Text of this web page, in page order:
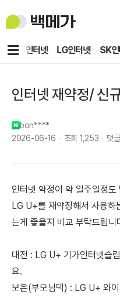
백
메
KT인터넷 LG인터넷 SK
메
인터넷 재약정/ 신
bon****
2026-06-16
조회 1,253 댓글
인터넷 약정이 약 일주일정도
LG U+를 재약정해서 사용하
는게 좋을지 비교 부탁드립니
대전 : LG U+ 기가인터넷슬
요.
보은(부모님댁) : LG U+ 와